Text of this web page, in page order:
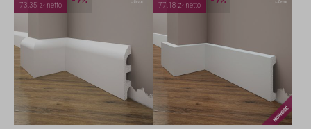
73.35 zł netto 77.18 zł netto